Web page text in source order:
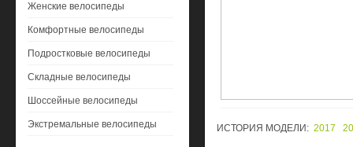
Женские велосипеды
Комфортные велосипеды
Подростковые велосипеды
Складные велосипеды
Шоссейные велосипеды
Экстремальные велосипеды ИСТОРИЯ МОДЕЛИ: 2017